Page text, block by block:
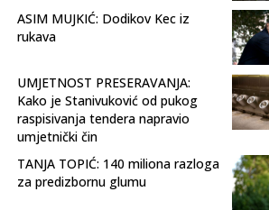
ASIM MUJKIĆ: Dodikov Kec iz
rukava
UMJETNOST PRESERAVANJA:
Kako je Stanivuković od pukog
raspisivanja tendera napravio
umjetnički čin
TANJA TOPIĆ: 140 miliona razloga
za predizbornu glumu